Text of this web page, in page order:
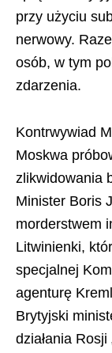
przy użyciu
nerwowy.
osób, w tym
zdarzenia.
Kontrwywiad
Moskwa
zlikwidowania
Minister Boris
morderstwem
Litwinienki,
specjalnej
agenturę
Brytyjski
działania Rosji